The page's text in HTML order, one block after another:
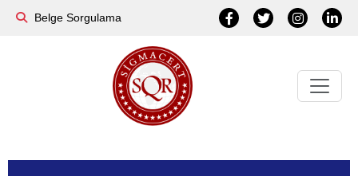
Belge Sorgulama